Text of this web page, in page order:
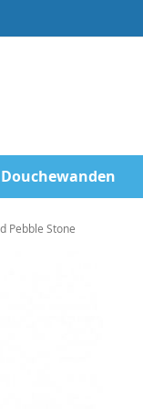
Douchewanden
Pebble Stone